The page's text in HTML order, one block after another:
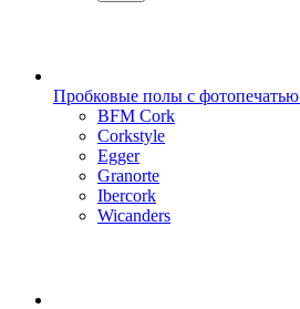
Пробковые полы с фотопечатью
BFM Cork
Corkstyle
Egger
Granorte
Ibercork
Wicanders